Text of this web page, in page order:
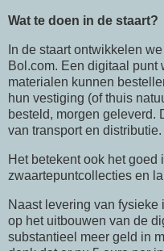
Wat te doen in de staart?
In de staart ontwikkelen
Bol.com. Een digitaal punt
materialen kunnen
hun vestiging (of thuis
besteld, morgen geleverd.
van transport en distributie.
Het betekent ook het goed
zwaartepuntcollecties en
Naast levering van
op het uitbouwen van de
substantieel meer geld in